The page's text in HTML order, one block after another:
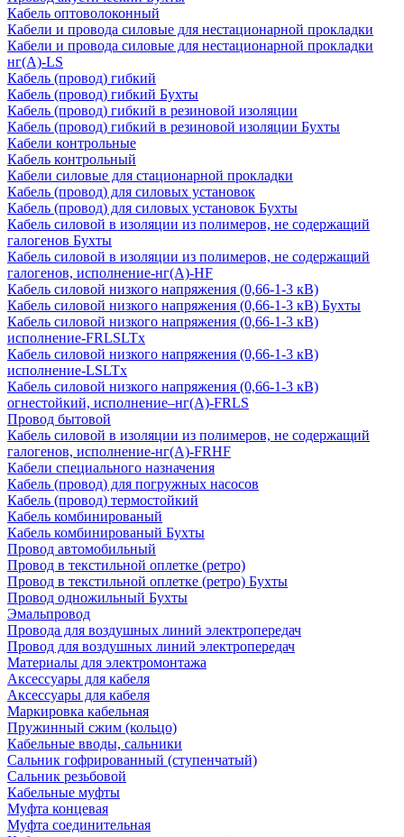
Кабель оптоволоконный
Кабели и провода силовые для нестационарной прокладки
Кабели и провода силовые для нестационарной прокладки
нг(А)-LS
Кабель (провод) гибкий
Кабель (провод) гибкий Бухты
Кабель (провод) гибкий в резиновой изоляции
Кабель (провод) гибкий в резиновой изоляции Бухты
Кабели контрольные
Кабель контрольный
Кабели силовые для стационарной прокладки
Кабель (провод) для силовых установок
Кабель (провод) для силовых установок Бухты
Кабель силовой в изоляции из полимеров, не содержащий
галогенов Бухты
Кабель силовой в изоляции из полимеров, не содержащий
галогенов, исполнение-нг(А)-HF
Кабель силовой низкого напряжения (0,66-1-3 кВ)
Кабель силовой низкого напряжения (0,66-1-3 кВ) Бухты
Кабель силовой низкого напряжения (0,66-1-3 кВ)
исполнение-FRLSLTx
Кабель силовой низкого напряжения (0,66-1-3 кВ)
исполнение-LSLTx
Кабель силовой низкого напряжения (0,66-1-3 кВ)
огнестойкий, исполнение–нг(А)-FRLS
Провод бытовой
Кабель силовой в изоляции из полимеров, не содержащий
галогенов, исполнение-нг(А)-FRHF
Кабели специального назначения
Кабель (провод) для погружных насосов
Кабель (провод) термостойкий
Кабель комбинированый
Кабель комбинированый Бухты
Провод автомобильный
Провод в текстильной оплетке (ретро)
Провод в текстильной оплетке (ретро) Бухты
Провод одножильный Бухты
Эмальпровод
Провода для воздушных линий электропередач
Провод для воздушных линий электропередач
Материалы для электромонтажа
Аксессуары для кабеля
Аксессуары для кабеля
Маркировка кабельная
Пружинный сжим (кольцо)
Кабельные вводы, сальники
Сальник гофрированный (ступенчатый)
Сальник резьбовой
Кабельные муфты
Муфта концевая
Муфта соединительная